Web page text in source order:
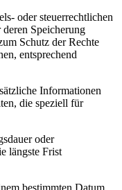
oder steuerrechtlichen
Speicherung
Schutz der Rechte
entsprechend
Informationen
die speziell für
oder
längste Frist
bestimmten Datum